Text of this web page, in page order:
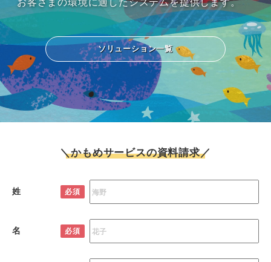
ソリューション一覧
＼かもめサービスの資料請求／
姓 必須
名 必須